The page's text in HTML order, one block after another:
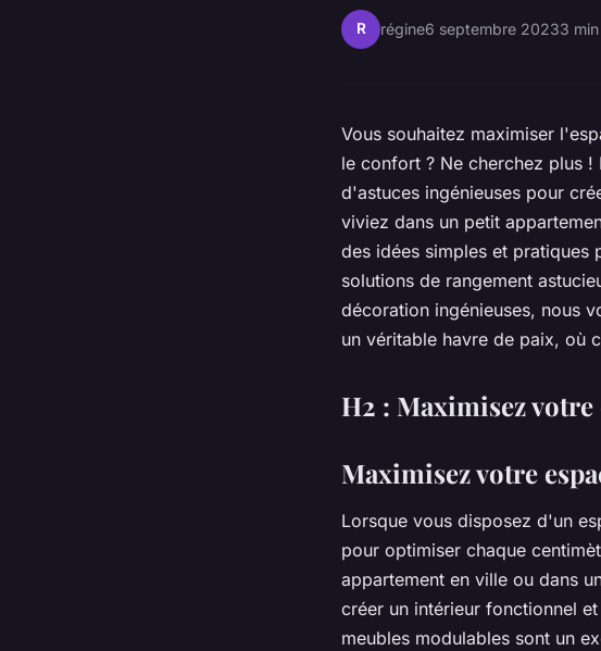
R régine6 septembre 20233
Vous souhaitez maximiser
le confort ? Ne cherchez plus
d'astuces ingénieuses pour
viviez dans un petit
des idées simples et pratiques
solutions de rangement
décoration ingénieuses, nous
un véritable havre de paix, où
H2 : Maximisez votre
Maximisez votre
Lorsque vous disposez d'un
pour optimiser chaque
appartement en ville ou dans
créer un intérieur fonctionnel
meubles modulables sont un